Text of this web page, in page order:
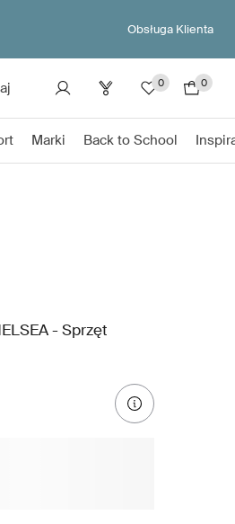
Obsługa Klienta
0 0
Marki Back to School
- Sprzęt